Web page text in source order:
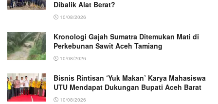
Dibalik Alat Berat?
10/08/2026
Kronologi Gajah Sumatra Ditemukan Mati di
Perkebunan Sawit Aceh Tamiang
10/08/2026
Bisnis Rintisan ‘Yuk Makan’ Karya Mahasiswa
UTU Mendapat Dukungan Bupati Aceh Barat
10/08/2026